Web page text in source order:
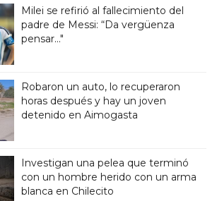
Milei se refirió al fallecimiento del
padre de Messi: “Da vergüenza
pensar..."
Robaron un auto, lo recuperaron
horas después y hay un joven
detenido en Aimogasta
Investigan una pelea que terminó
con un hombre herido con un arma
blanca en Chilecito